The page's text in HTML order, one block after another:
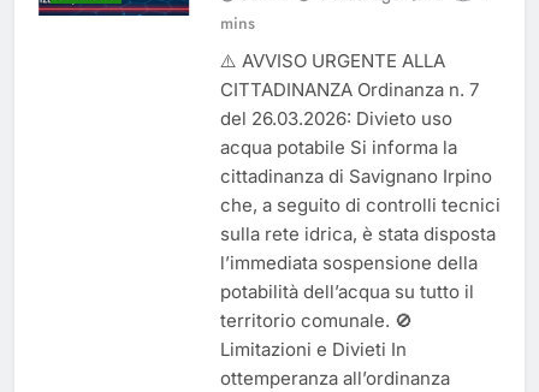
mins
⚠️ AVVISO URGENTE ALLA
CITTADINANZA Ordinanza n. 7
del 26.03.2026: Divieto uso
acqua potabile Si informa la
cittadinanza di Savignano Irpino
che, a seguito di controlli tecnici
sulla rete idrica, è stata disposta
l’immediata sospensione della
potabilità dell’acqua su tutto il
territorio comunale. 🚫
Limitazioni e Divieti In
ottemperanza all’ordinanza